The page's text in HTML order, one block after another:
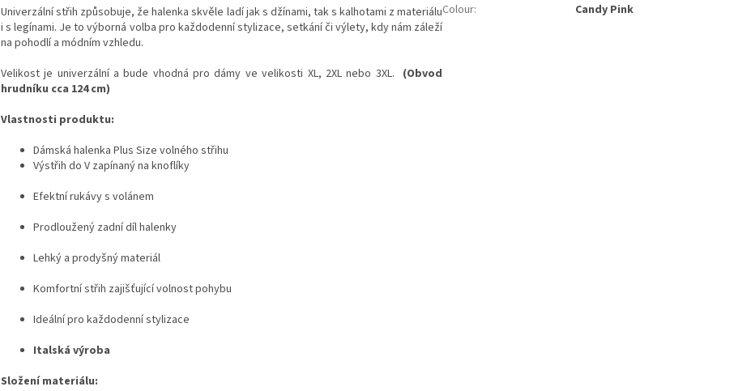
Univerzální střih způsobuje, že halenka skvěle ladí jak s džínami, tak s kalhotami z materiálu
i s legínami. Je to výborná volba pro každodenní stylizace, setkání či výlety, kdy nám záleží
na pohodlí a módním vzhledu.
Velikost je univerzální a bude vhodná pro dámy ve velikosti XL, 2XL nebo 3XL. (Obvod
hrudníku cca 124 cm)
Vlastnosti produktu:
Dámská halenka Plus Size volného střihu
Výstřih do V zapínaný na knoflíky
Efektní rukávy s volánem
Prodloužený zadní díl halenky
Lehký a prodyšný materiál
Komfortní střih zajišťující volnost pohybu
Ideální pro každodenní stylizace
Italská výroba
Složení materiálu:
Colour: Candy Pink